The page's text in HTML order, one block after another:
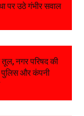
पर उठे गंभीर सवाल
तूल, नगर परिषद की
पुलिस और कंपनी